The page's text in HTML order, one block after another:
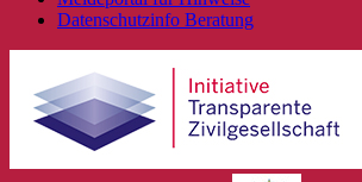
Datenschutzinfo Beratung